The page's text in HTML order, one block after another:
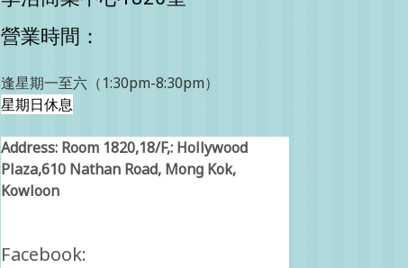
營業時間：
逢星期一至六（1:30pm-8:30pm）
星期日休息
Address: Room 1820,18/F,: Hollywood
Plaza,610 Nathan Road, Mong Kok,
Kowloon
Facebook: